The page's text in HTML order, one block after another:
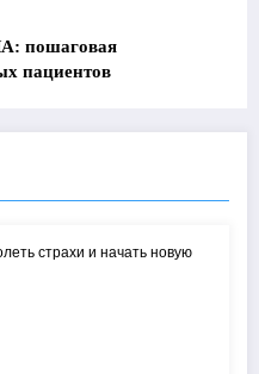
пошаговая
пациентов